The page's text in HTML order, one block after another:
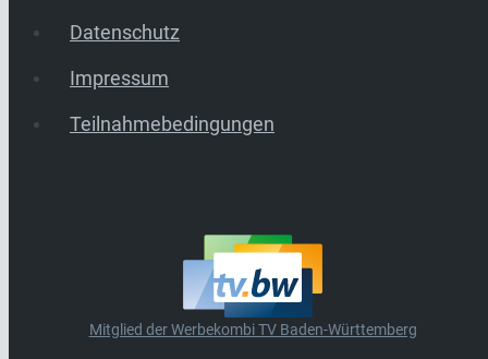
Datenschutz
Impressum
Teilnahmebedingungen
Mitglied der Werbekombi TV Baden-Württemberg